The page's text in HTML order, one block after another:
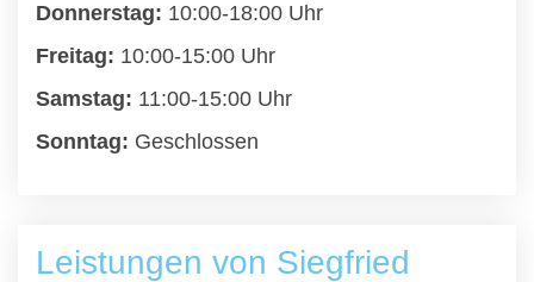
Donnerstag: 10:00-18:00 Uhr
Freitag: 10:00-15:00 Uhr
Samstag: 11:00-15:00 Uhr
Sonntag: Geschlossen
Leistungen von Siegfried